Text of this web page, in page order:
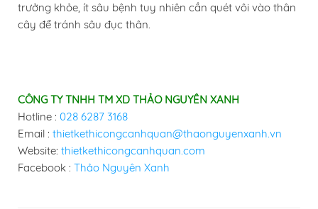
trưởng khỏe, ít sâu bệnh tuy nhiên cần quét vôi vào thân
cây để tránh sâu đục thân.
CÔNG TY TNHH TM XD THẢO NGUYÊN XANH
Hotline : 028 6287 3168
Email : thietkethicongcanhquan@thaonguyenxanh.vn
Website: thietkethicongcanhquan.com
Facebook : Thảo Nguyên Xanh